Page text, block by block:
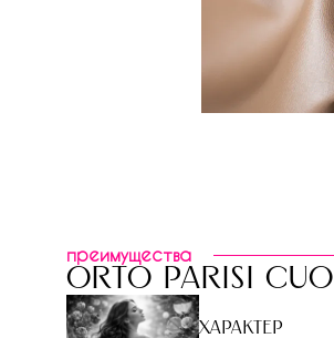
преимущества
orto parisi
Характер